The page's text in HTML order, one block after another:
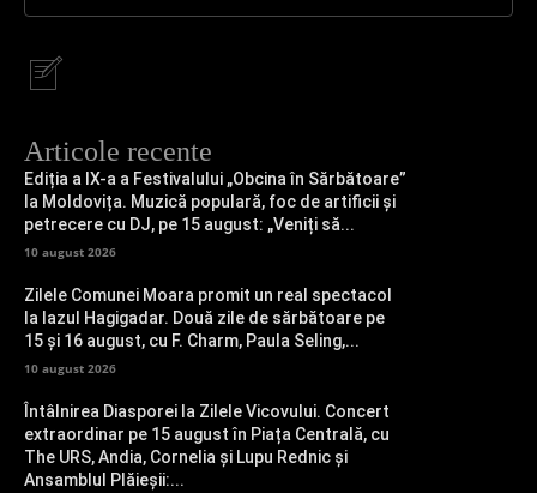
Articole recente
Ediția a IX-a a Festivalului „Obcina în Sărbătoare”
la Moldovița. Muzică populară, foc de artificii și
petrecere cu DJ, pe 15 august: „Veniți să...
10 august 2026
Zilele Comunei Moara promit un real spectacol
la Iazul Hagigadar. Două zile de sărbătoare pe
15 și 16 august, cu F. Charm, Paula Seling,...
10 august 2026
Întâlnirea Diasporei la Zilele Vicovului. Concert
extraordinar pe 15 august în Piața Centrală, cu
The URS, Andia, Cornelia și Lupu Rednic și
Ansamblul Plăieșii:...